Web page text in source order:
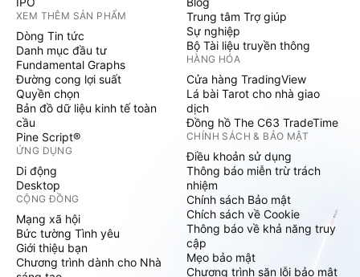
XEM THÊM SẢN PHẨM
Dòng Tin tức
Danh mục đầu tư
Fundamental Graphs
Đường cong lợi suất
Quyền chọn
Bản đồ dữ liệu kinh tế toàn
cầu
Pine Script®
ỨNG DỤNG
Di động
Desktop
CỘNG ĐỒNG
Mạng xã hội
Bức tường Tình yêu
Giới thiệu bạn
Chương trình dành cho Nhà
Trung tâm Trợ giúp
Sự nghiệp
Bộ Tài liệu truyền thông
HÀNG HÓA
Cửa hàng TradingView
Lá bài Tarot cho nhà giao
dịch
Đồng hồ The C63 TradeTime
CHÍNH SÁCH & BẢO MẬT
Điều khoản sử dụng
Thông báo miễn trừ trách
nhiệm
Chính sách Bảo mật
Chích sách về Cookie
Thông báo về khả năng truy
cập
Mẹo bảo mật
Chương trình săn lỗi bảo mật